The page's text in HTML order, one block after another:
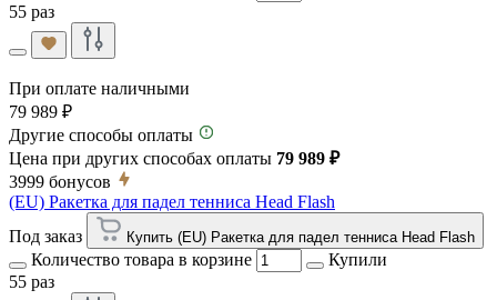
55 раз
При оплате наличными
79 989 ₽
Другие способы оплаты
Цена при других способах оплаты 79 989 ₽
3999 бонусов
(EU) Ракетка для падел тенниса Head Flash
Под заказ
Купить (EU) Ракетка для падел тенниса Head Flash
Количество товара в корзине
Купили
55 раз